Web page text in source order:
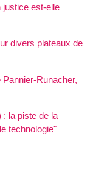
justice est-elle
divers plateaux de
Runacher,
: la piste de la
technologie"